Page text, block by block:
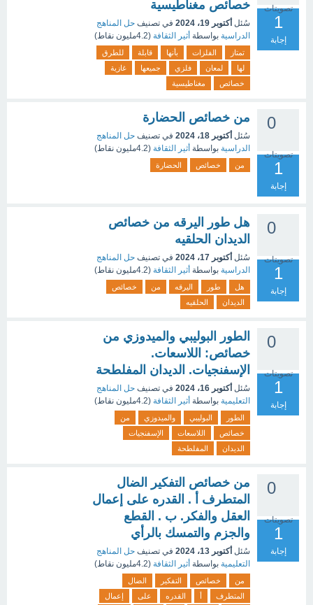
تصويتات
1
إجابة
خصائص مغناطيسية
سُئل أكتوبر 19، 2024 في تصنيف حل المناهج
الدراسية بواسطة أثير الثقافة (4.2مليون نقاط)
تمتاز الفلزات بأنها قابلة
للطرق
لها
لمعان فلزي جميعها
غازية
خصائص
مغناطيسية
0
تصويتات
1
إجابة
من خصائص الحضارة
سُئل أكتوبر 18، 2024 في تصنيف حل المناهج
الدراسية بواسطة أثير الثقافة (4.2مليون نقاط)
من خصائص الحضارة
0
تصويتات
1
إجابة
هل طور اليرقه من خصائص
الديدان الحلقيه
سُئل أكتوبر 17، 2024 في تصنيف حل المناهج
الدراسية بواسطة أثير الثقافة (4.2مليون نقاط)
هل طور اليرقه من
خصائص
الديدان
الحلقيه
0
تصويتات
1
إجابة
الطور البوليبي والميدوزي من
خصائص: اللاسعات.
الإسفنجيات. الديدان المفلطحة
سُئل أكتوبر 16، 2024 في تصنيف حل المناهج
التعليمية بواسطة أثير الثقافة (4.2مليون نقاط)
الطور البوليبي والميدوزي
من
خصائص
اللاسعات
الإسفنجيات
الديدان
المفلطحة
0
تصويتات
1
إجابة
من خصائص التفكير الضال
المتطرف أ . القدره على إعمال
العقل والفكر. ب . القطع
والجزم والتمسك بالرأي
سُئل أكتوبر 13، 2024 في تصنيف حل المناهج
التعليمية بواسطة أثير الثقافة (4.2مليون نقاط)
من خصائص التفكير
الضال
المتطرف
أ القدره على
إعمال